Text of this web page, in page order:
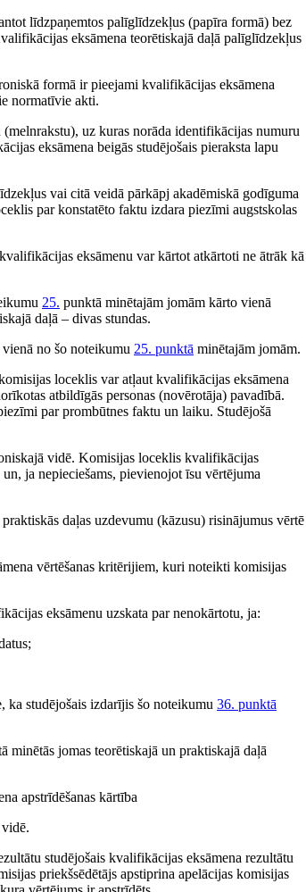
līdzpaņemtos palīglīdzekļus (papīra formā) bez
eksāmena teorētiskajā daļā palīglīdzekļus
formā ir pieejami kvalifikācijas eksāmena
normatīvie akti.
uz kuras norāda identifikācijas numuru
eksāmena beigās studējošais pieraksta lapu
vai citā veidā pārkāpj akadēmiskā godīguma
par konstatēto faktu izdara piezīmi augstskolas
eksāmenu var kārtot atkārtoti ne ātrāk kā
25. punktā minētajām jomām kārto vienā
daļā – divas stundas.
no šo noteikumu 25. punktā minētajām jomām.
loceklis var atļaut kvalifikācijas eksāmena
atbildīgās personas (novērotāja) pavadībā.
par prombūtnes faktu un laiku. Studējošā
vidē. Komisijas loceklis kvalifikācijas
ja nepieciešams, pievienojot īsu vērtējuma
daļas uzdevumu (kāzusu) risinājumus vērtē
vērtēšanas kritērijiem, kuri noteikti komisijas
eksāmenu uzskata par nenokārtotu, ja:
ka studējošais izdarījis šo noteikumu 36. punktā
minētās jomas teorētiskajā un praktiskajā daļā
apstrīdēšanas kārtība
studējošais kvalifikācijas eksāmena rezultātu
priekšsēdētājs apstiprina apelācijas komisijas